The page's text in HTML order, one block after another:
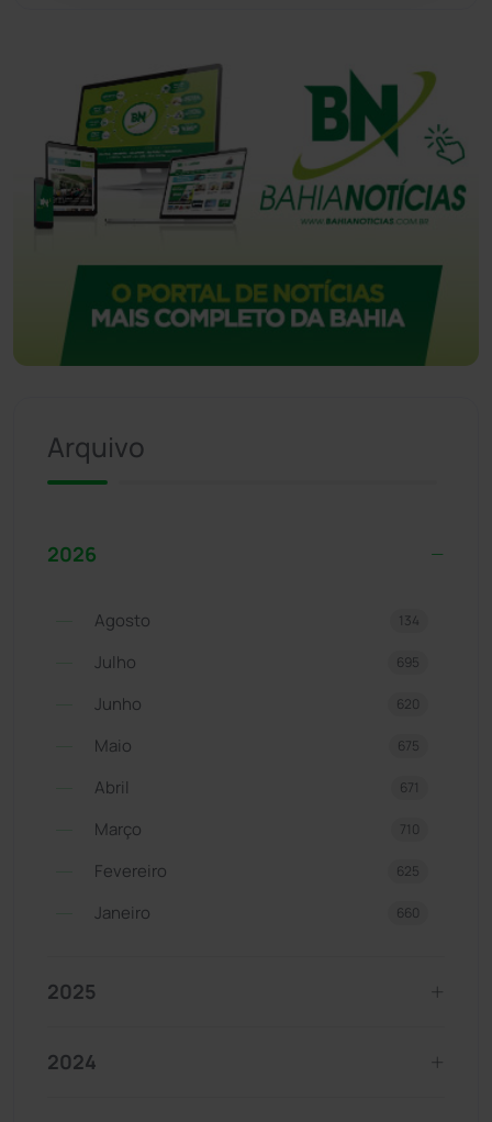
Arquivo
2026
Agosto 134
Julho 695
Junho 620
Maio 675
Abril 671
Março 710
Fevereiro 625
Janeiro 660
2025
2024